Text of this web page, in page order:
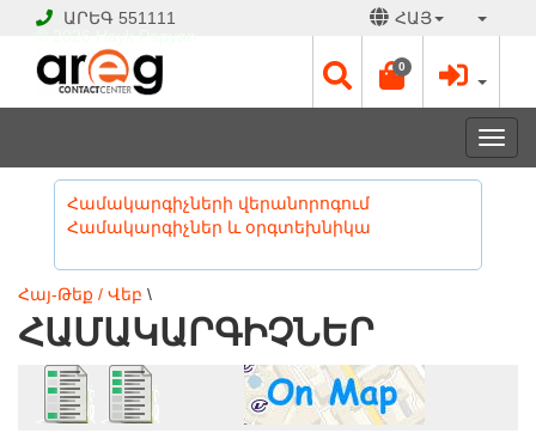
ԱՐԵԳ 551111 ՀԱՅ
0
Համակարգիչների վերանորոգում
Համակարգիչներ և օրգտեխնիկա
Հայ-Թեք / Վեբ \
ՀԱՄԱԿԱՐԳԻՉՆԵՐ